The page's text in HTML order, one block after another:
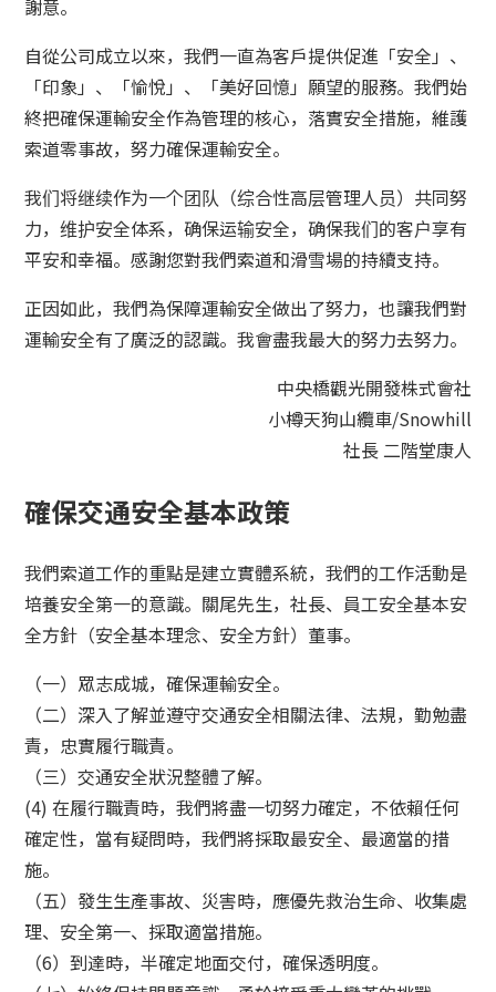
小樽玻璃工作室
謝意。
自從公司成立以來，我們一直為客戶提供促進「安全」、
「印象」、「愉悅」、「美好回憶」願望的服務。我們始
終把確保運輸安全作為管理的核心，落實安全措施，維護
索道零事故，努力確保運輸安全。
我们将继续作为一个团队（综合性高层管理人员）共同努
力，维护安全体系，确保运输安全，确保我们的客户享有
平安和幸福。感謝您對我們索道和滑雪場的持續支持。
正因如此，我們為保障運輸安全做出了努力，也讓我們對
運輸安全有了廣泛的認識。我會盡我最大的努力去努力。
中央橋觀光開發株式會社
小樽天狗山纜車/Snowhill
社長 二階堂康人
確保交通安全基本政策
我們索道工作的重點是建立實體系統，我們的工作活動是
培養安全第一的意識。關尾先生，社長、員工安全基本安
全方針（安全基本理念、安全方針）董事。
（一）眾志成城，確保運輸安全。
（二）深入了解並遵守交通安全相關法律、法規，勤勉盡
責，忠實履行職責。
（三）交通安全狀況整體了解。
(4) 在履行職責時，我們將盡一切努力確定，不依賴任何
確定性，當有疑問時，我們將採取最安全、最適當的措
施。
（五）發生生產事故、災害時，應優先救治生命、收集處
理、安全第一、採取適當措施。
（6）到達時，半確定地面交付，確保透明度。